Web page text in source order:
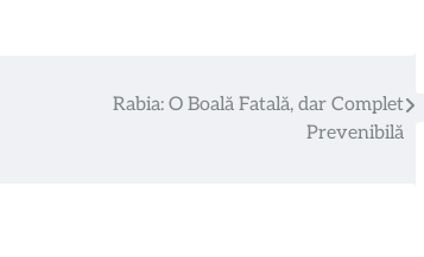
Rabia: O Boală Fatală, dar Complet
Prevenibilă